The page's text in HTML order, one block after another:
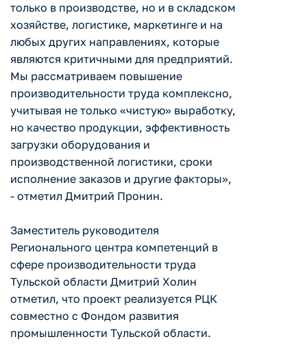
только в производстве, но и в складском
хозяйстве, логистике, маркетинге и на
любых других направлениях, которые
являются критичными для предприятий.
Мы рассматриваем повышение
производительности труда комплексно,
учитывая не только «чистую» выработку,
но качество продукции, эффективность
загрузки оборудования и
производственной логистики, сроки
исполнение заказов и другие факторы»,
- отметил Дмитрий Пронин.
Заместитель руководителя
Регионального центра компетенций в
сфере производительности труда
Тульской области Дмитрий Холин
отметил, что проект реализуется РЦК
совместно с Фондом развития
промышленности Тульской области.